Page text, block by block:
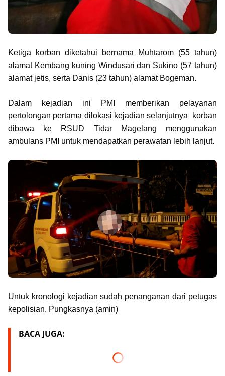
Ketiga korban diketahui bernama Muhtarom (55 tahun)
alamat Kembang kuning Windusari dan Sukino (57 tahun)
alamat jetis, serta Danis (23 tahun) alamat Bogeman.
Dalam kejadian ini PMI memberikan pelayanan
pertolongan pertama dilokasi kejadian selanjutnya korban
dibawa ke RSUD Tidar Magelang menggunakan
ambulans PMI untuk mendapatkan perawatan lebih lanjut.
Untuk kronologi kejadian sudah penanganan dari petugas
kepolisian. Pungkasnya (amin)
BACA JUGA: